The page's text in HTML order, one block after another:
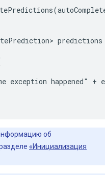
exception happened" +
об
«Инициализация